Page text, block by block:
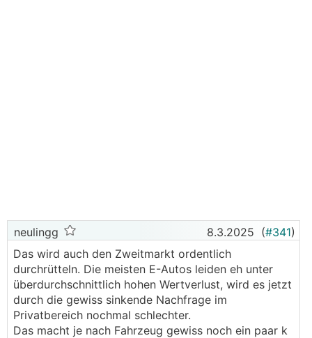
neulingg 8.3.2025 (#341)
Das wird auch den Zweitmarkt ordentlich
durchrütteln. Die meisten E-Autos leiden eh unter
überdurchschnittlich hohen Wertverlust, wird es jetzt
durch die gewiss sinkende Nachfrage im
Privatbereich nochmal schlechter.
Das macht je nach Fahrzeug gewiss noch ein paar k